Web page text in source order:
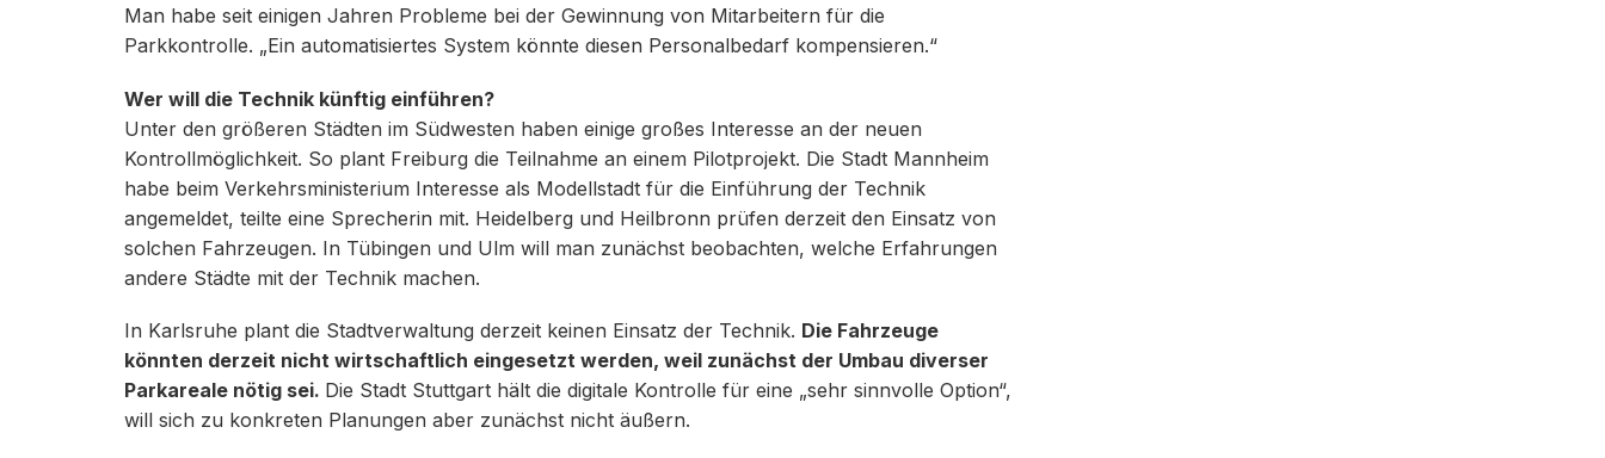
Man habe seit einigen Jahren Probleme bei der Gewinnung von Mitarbeitern für die
Parkkontrolle. „Ein automatisiertes System könnte diesen Personalbedarf kompensieren.“
Wer will die Technik künftig einführen?
Unter den größeren Städten im Südwesten haben einige großes Interesse an der neuen
Kontrollmöglichkeit. So plant Freiburg die Teilnahme an einem Pilotprojekt. Die Stadt Mannheim
habe beim Verkehrsministerium Interesse als Modellstadt für die Einführung der Technik
angemeldet, teilte eine Sprecherin mit. Heidelberg und Heilbronn prüfen derzeit den Einsatz von
solchen Fahrzeugen. In Tübingen und Ulm will man zunächst beobachten, welche Erfahrungen
andere Städte mit der Technik machen.
In Karlsruhe plant die Stadtverwaltung derzeit keinen Einsatz der Technik. Die Fahrzeuge
könnten derzeit nicht wirtschaftlich eingesetzt werden, weil zunächst der Umbau diverser
Parkareale nötig sei. Die Stadt Stuttgart hält die digitale Kontrolle für eine „sehr sinnvolle Option“,
will sich zu konkreten Planungen aber zunächst nicht äußern.